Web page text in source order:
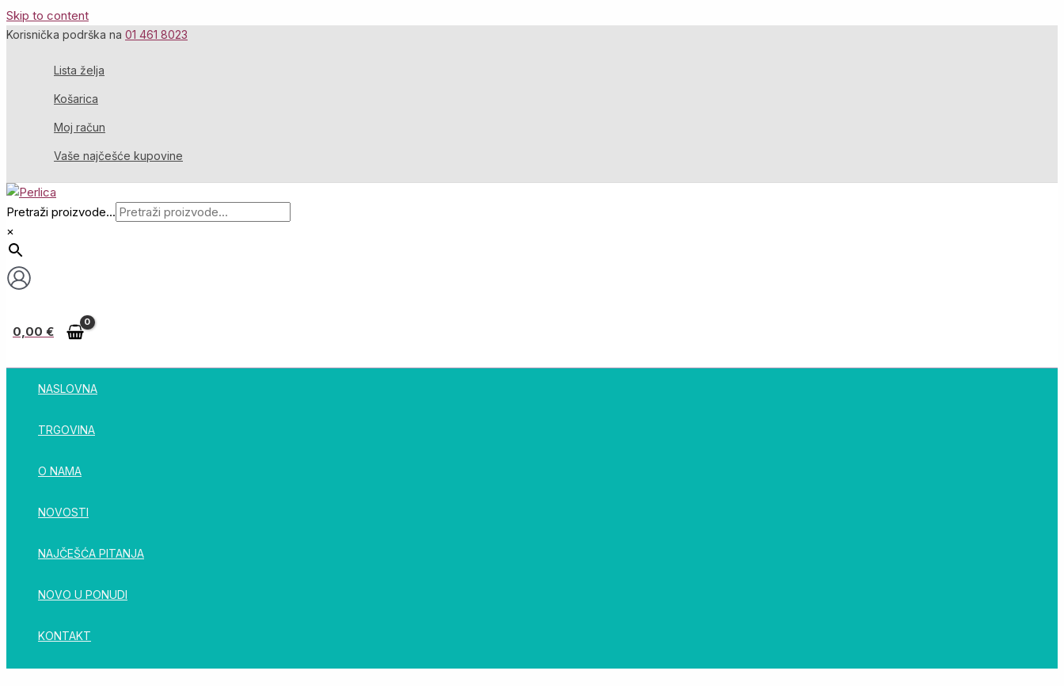
Skip to content
Korisnička podrška na 01 461 8023
Lista želja
Košarica
Moj račun
Vaše najčešće kupovine
Pretraži proizvode...
×
0,00 €
NASLOVNA
TRGOVINA
O NAMA
NOVOSTI
NAJČEŠĆA PITANJA
NOVO U PONUDI
KONTAKT